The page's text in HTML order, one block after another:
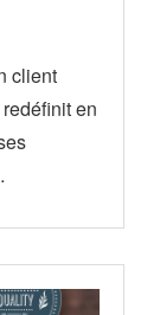
client
en